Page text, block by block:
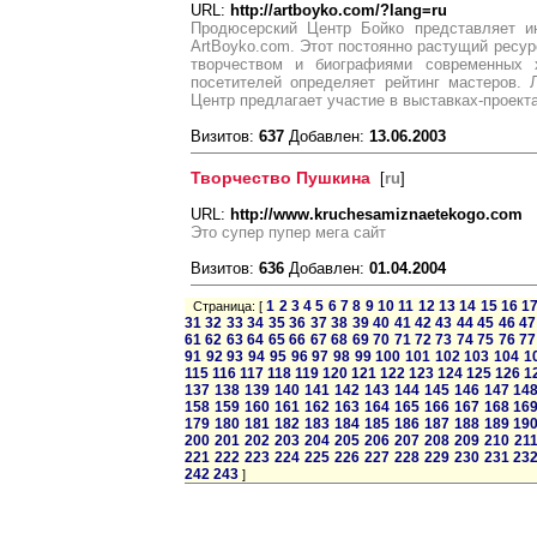
URL: http://artboyko.com/?lang=ru
Продюсерский Центр Бойко представляет
ArtBoyko.com. Этот постоянно растущий
творчеством и биографиями современных
посетителей определяет рейтинг
Центр предлагает участие в выставках-
Визитов: 637 Добавлен: 13.06.2003
Творчество Пушкина [ru]
URL: http://www.kruchesamiznaetekogo.com
Это супер пупер мега сайт
Визитов: 636 Добавлен: 01.04.2004
Страница: [1 2 3 4 5 6 7 8 9 10 11 12 13 14 15 16
31 32 33 34 35 36 37 38 39 40 41 42 43 44 45 46 47
61 62 63 64 65 66 67 68 69 70 71 72 73 74 75 76 77
91 92 93 94 95 96 97 98 99 100 101 102 103 104
115 116 117 118 119 120 121 122 123 124 125 126
137 138 139 140 141 142 143 144 145 146 147
158 159 160 161 162 163 164 165 166 167 168
179 180 181 182 183 184 185 186 187 188 189
200 201 202 203 204 205 206 207 208 209 210 211
221 222 223 224 225 226 227 228 229 230 231
242 243 ]